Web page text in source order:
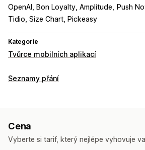
OpenAI, Bon Loyalty, Amplitude
Push
Tidio, Size Chart, Pickeasy
Kategorie
Tvůrce mobilních aplikací
Přizpůsobení
Náhled v reálném čase
Seznamy přání
Uložení na později
Cena
Vyberte si tarif, který nejlépe vyhovuje